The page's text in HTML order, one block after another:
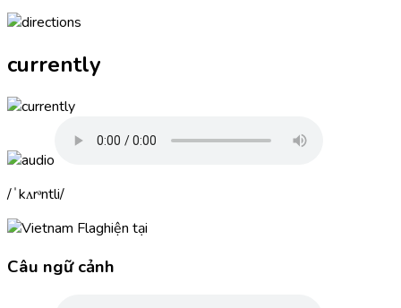
currently
ˈkʌrᵊntli
hiện tại
Câu ngữ cảnh